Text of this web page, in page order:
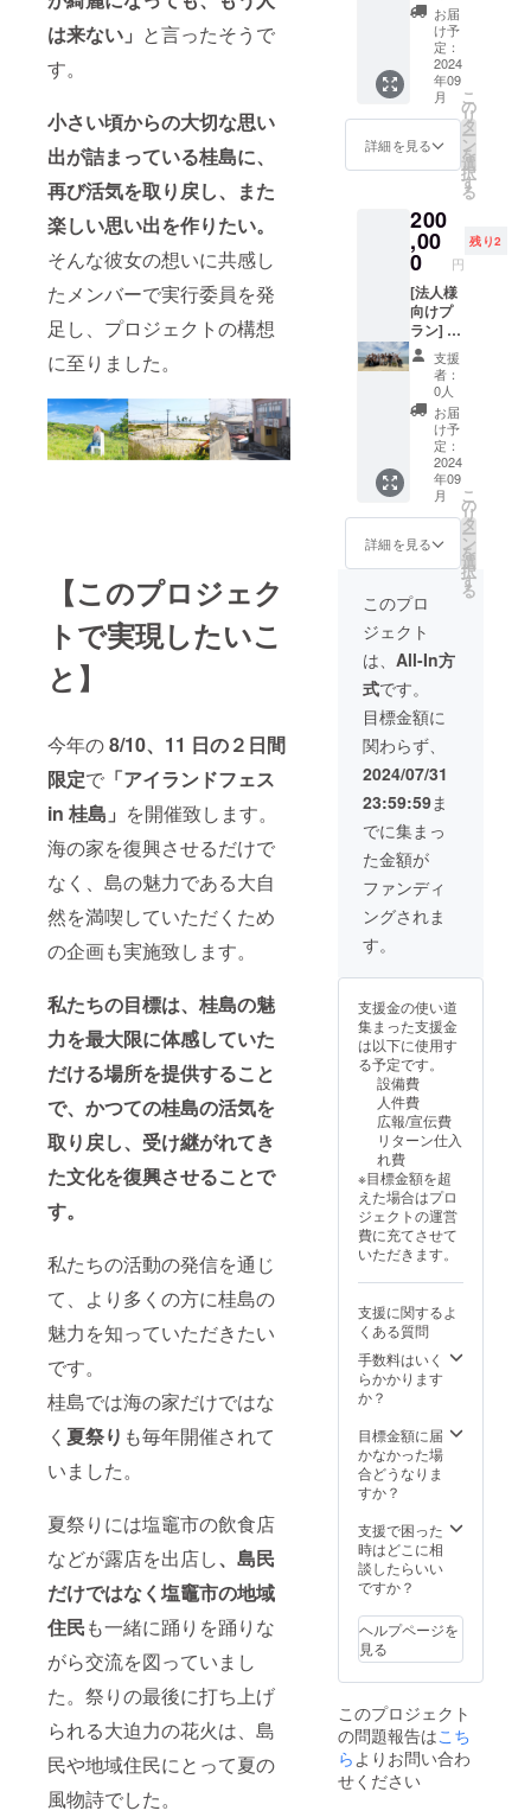
は来ない」 と言ったそうで
す。
小さい頃からの大切な思い
出が詰まっている桂島に、
再び活気を取り戻し、また
楽しい思い出を作りたい。
そんな彼女の想いに共感し
たメンバーで実行委員を発
足し、プロジェクトの構想
に至りました。
【このプロジェク
トで実現したいこ
と】
今年の8/10、11 日の２日間
限定で 「アイランドフェス
in 桂島」 を開催致します。
海の家を復興させるだけで
なく、島の魅力である大自
然を満喫していただくため
の企画も実施致します。
私たちの目標は、桂島の魅
力を最大限に体感していた
だける場所を提供すること
で、かつての桂島の活気を
取り戻し、受け継がれてき
た文化を復興させることで
す。
私たちの活動の発信を通じ
て、より多くの方に桂島の
魅力を知っていただきたい
です。
桂島では海の家だけではな
く 夏祭り も毎年開催されて
いました。
夏祭りには塩竈市の飲食店
などが露店を出店し、島民
だけではなく塩竈市の地域
住民も一緒に踊りを踊りな
がら交流を図っていまし
た。祭りの最後に打ち上げ
られる大迫力の花火は、島
民や地域住民にとって夏の
風物詩でした。
ンに貼
付され
たラベ
ルや注
意書き
をご確
認くだ
さい。
の4種）
原材料
及び添
加物等
の食品
表示は
お届け
商品の
す。 商
品開封
前には
必ずお
届けの
リター
ンに貼
付され
たラベ
ルや注
意書き
をご確
認くだ
さい。
②アイ
ランド
フェス
in桂島
ムー
生が制
作した
アイラ
ンド
フェス
in桂島
の裏側
特別
ビーを
メール
にて送
付させ
ていた
だきま
す。 準
ベント
の様
子、
リール
動画の
オフ
ショッ
ト等 4
月から
の集大
成が詰
まった
限定
ムー
ビーと
なって
おりま
出した
こだわ
りの逸
品で
す。 原
材料及
び添加
物等の
品のラ
ベルに
表記さ
れま
す。 商
品開封
前には
必ずお
届けの
リター
ンに貼
付され
たラベ
ルや注
意書き
をご確
認くだ
さい。
フェス
スペ
シャル
ムー
ビー 学
生作成
のアイ
ランド
フェス
の裏側
特別
ムー
ビーを
メール
にて送
付させ
す。 準
備期間
からイ
ベント
の様
子、
リール
動画の
オフ
ショッ
ト等 4
月から
の集大
成が詰
まった
限定
ムー
なって
おりま
す。
団体ま
たは企
業名の
記入を
お願い
いたし
ます。
掲載、
発信期
8月10日
から
2025年
6月末ま
で掲載
注意事
項：後
日メー
ルにて
ご案内
します
ので、
バナー
画像や
企業情
報をお
送りく
ださい.
ランド
フェス
in桂島
実行委
員を含
む学生
50名と
の 打ち
上げ
に、最
大2名様
ご招待
（各企
業様5分
間プレ
ゼン枠
つき）
イベン
ト終了
後、別
日に開
催予定
の打ち
上げに
パー
ティー
にご支
援いた
企業様
をご招
待いた
しま
す。 ※
打ち上
げでの
アル
コール
飲料の
提供は
ござい
ませ
ん。ま
た、交
通費は
リター
ン価格
りませ
ちらは9
月末
に、仙
台市内
での開
催を予
定して
おりま
お届
け予
定：
2024
年09
月
詳細を見る
こ
の
リ
タ
ー
ン
を
選
択
す
る
200
,00
0 円
残り2
[法人様
向けプ
ラン] ①
学生団
体
Brush
＋アイ
ランド
フェス
in桂島
実行委
員学生
50名と
の 打ち
上げ
ティー
参加チ
ケット
（各企
業様10
分間プ
レゼン
枠つ
き） 本
イベン
ト終了
後、別
日に開
催予定
の打ち
上げに
パー
ティー
だいた
をご招
待いた
しま
す。 こ
ちらは9
月末
に、仙
台市内
催を予
定して
おりま
す。 ※
打ち上
げでの
コール
飲料の
提供は
ござい
ませ
た、交
通費は
リター
ン価格
れてお
りませ
ん。 ②
東北エ
SNSア
カウン
トに
て、企
ショー
トプロ
モー
ション
動画を
支援
者：
0人
お届
け予
定：
2024
年09
月
詳細を見る
こ
の
リ
タ
ー
ン
を
選
択
す
る
このプロ
ジェクト
は、 All-In方
式です。
目標金額に
関わらず、
2024/07/31
23:59:59ま
でに集まっ
た金額が
ファンディ
ングされま
す。
支援金の使い道
集まった支援金
は以下に使用す
る予定です。
設備費
人件費
広報/宣伝費
リターン仕入
れ費
※目標金額を超
えた場合はプロ
ジェクトの運営
費に充てさせて
いただきます。
支援に関するよ
くある質問
手数料はいく
らかかります
か？
目標金額に届
かなかった場
合どうなりま
すか？
支援で困った
時はどこに相
談したらいい
ですか？
ヘルプページを
見る
このプロジェクト
の問題報告はこち
らよりお問い合わ
せください